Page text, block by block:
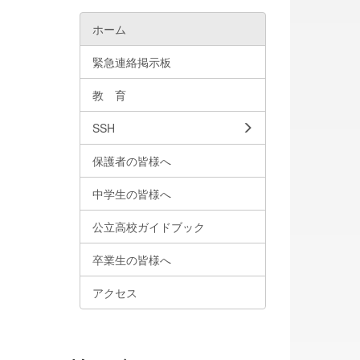
ホーム
緊急連絡掲示板
教 育
SSH
保護者の皆様へ
中学生の皆様へ
公立高校ガイドブック
卒業生の皆様へ
アクセス